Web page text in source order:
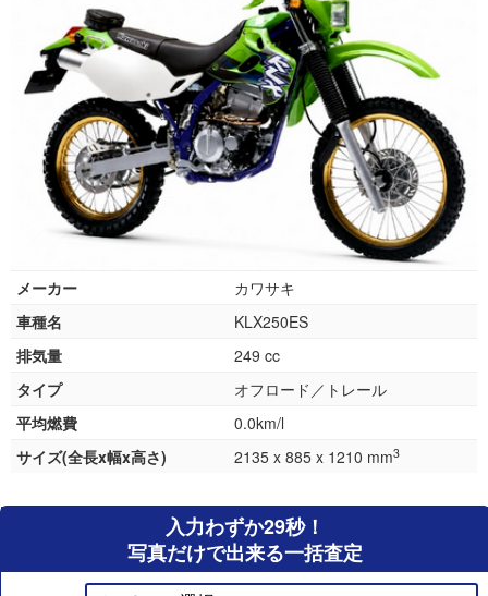
メーカー
カワサキ
車種名
KLX250ES
排気量
249 cc
タイプ
オフロード／トレール
平均燃費
0.0km/l
サイズ(全長x幅x高さ)
2135 x 885 x 1210 mm3
入力わずか29秒！
写真だけで出来る一括査定